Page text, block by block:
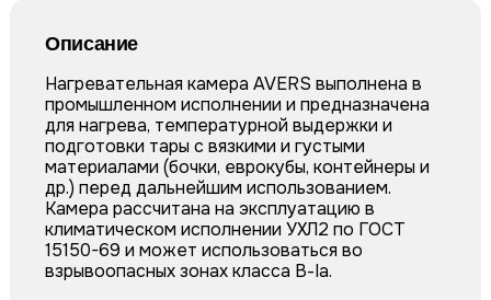
Описание
Нагревательная камера AVERS выполнена в
промышленном исполнении и предназначена
для нагрева, температурной выдержки и
подготовки тары с вязкими и густыми
материалами (бочки, еврокубы, контейнеры и
др.) перед дальнейшим использованием.
Камера рассчитана на эксплуатацию в
климатическом исполнении УХЛ2 по ГОСТ
15150-69 и может использоваться во
взрывоопасных зонах класса В-Iа.